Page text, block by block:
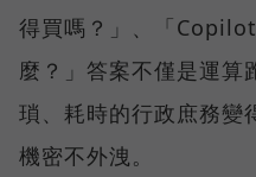
得買嗎？」、「
麼？」答案不僅是運算
瑣、耗時的行政庶務變
機密不外洩。